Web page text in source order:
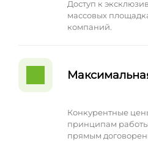
Доступ к
массовых
компаний.
Конкурентные
принципам
прямым